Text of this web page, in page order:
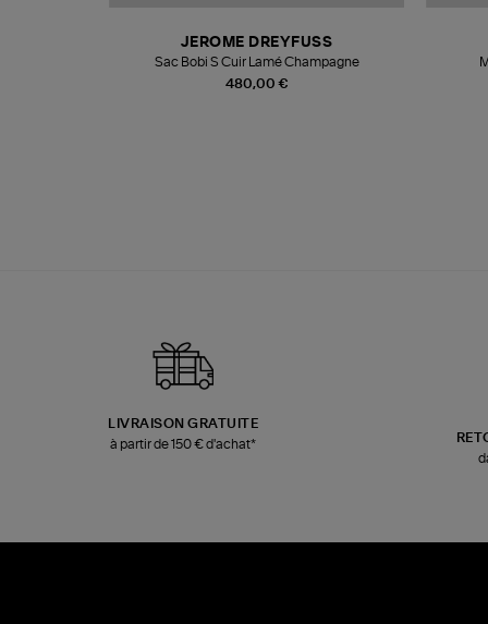
480,00 €
JEROME DREYFUSS
Sac Bobi S Cuir Lamé Champagne
LIVRAISON GRATUITE
à partir de 150 € d'achat*